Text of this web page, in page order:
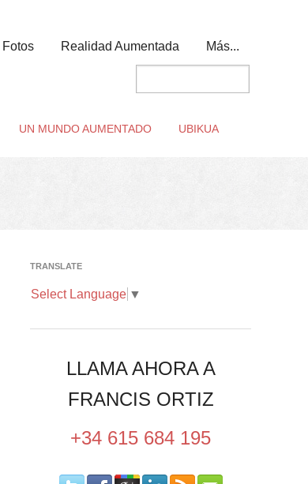
Realidad Aumentada Más...
UN MUNDO AUMENTADO UBIKUA
TRANSLATE
Select Language ▼
LLAMA AHORA A
FRANCIS ORTIZ
+34 615 684 195